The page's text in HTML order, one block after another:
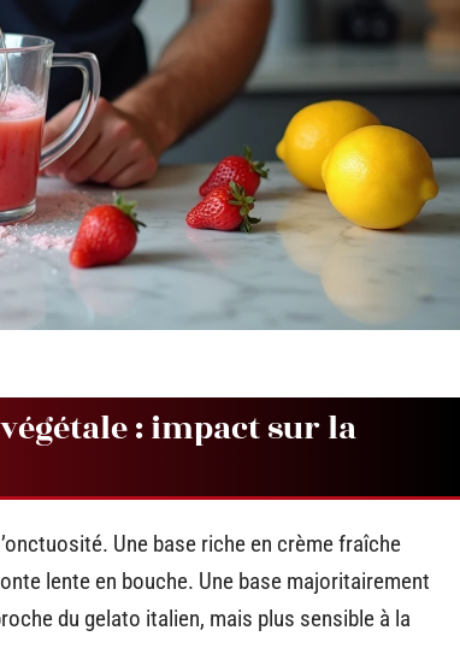
: impact sur la
Une base riche en crème fraîche
lente en bouche. Une base majoritairement
du gelato italien, mais plus sensible à la